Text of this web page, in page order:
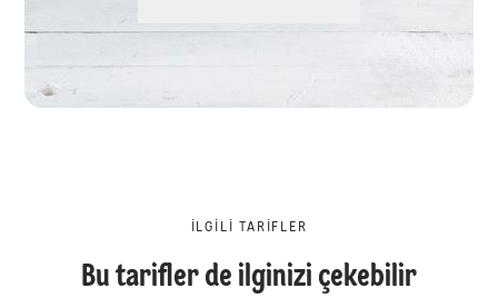
İLGILI TARIFLER
Bu tarifler de ilginizi çekebilir